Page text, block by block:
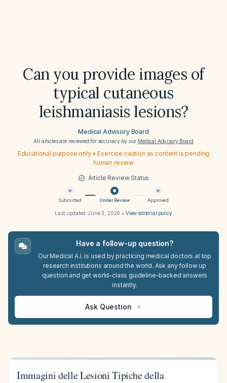
Can you provide images of
typical cutaneous
leishmaniasis lesions?
Medical Advisory Board
All articles are reviewed for accuracy by our Medical Advisory Board
Educational purpose only • Exercise caution as content is pending
human review
Article Review Status
Submitted Under Review Approved
Last updated:June 3, 2026 • View editorial policy
Have a follow-up question?
Our Medical A.I. is used by practicing medical doctors at top
research institutions around the world. Ask any follow up
question and get world-class guideline-backed answers
instantly.
Ask Question
Immagini delle Lesioni Tipiche della